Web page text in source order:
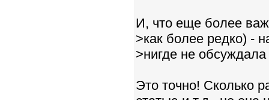
И, что еще более
>как более редко) -
>нигде не
Это точно! Сколько